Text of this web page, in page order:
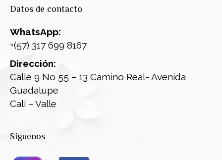
Datos de contacto
WhatsApp:
+(57) 317 699 8167
Dirección:
Calle 9 No 55 – 13 Camino Real- Avenida
Guadalupe
Cali – Valle
Síguenos